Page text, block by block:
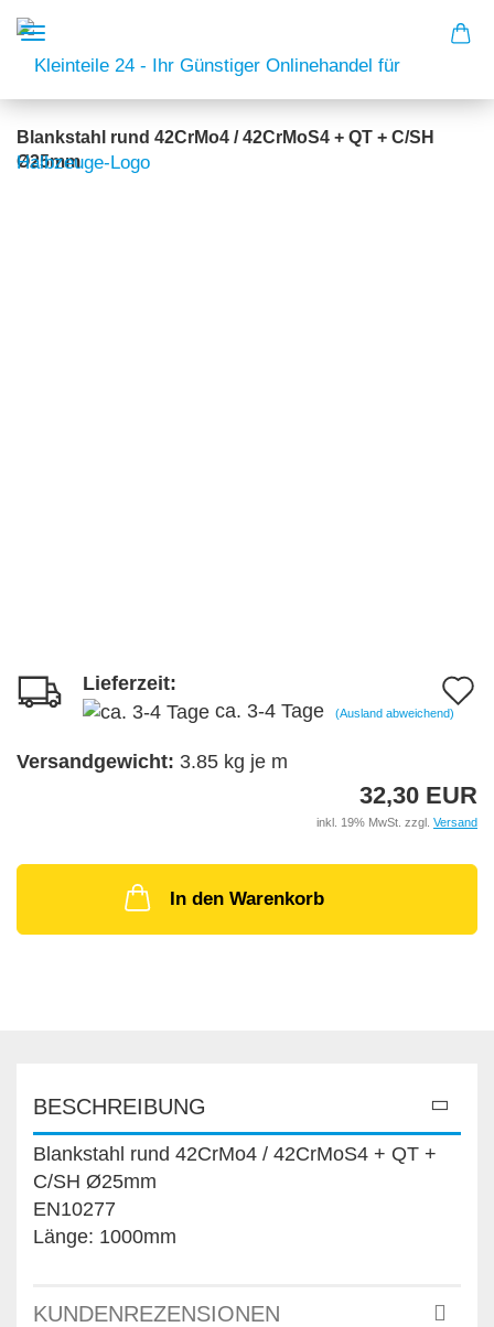
Blankstahl rund 42CrMo4 / 42CrMoS4 + QT + C/SH
Ø25mm
Lieferzeit:
ca. 3-4 Tage
(Ausland abweichend)
Versandgewicht: 3.85 kg je m
32,30 EUR
inkl. 19% MwSt. zzgl. Versand
In den Warenkorb
BESCHREIBUNG
Blankstahl rund 42CrMo4 / 42CrMoS4 + QT +
C/SH Ø25mm
EN10277
Länge: 1000mm
KUNDENREZENSIONEN